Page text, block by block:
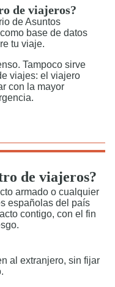
de viajeros?
de Asuntos
base de datos
tu viaje.
Tampoco sirve
viajes: el viajero
con la mayor
de viajeros?
armado o cualquier
españolas del país
contigo, con el fin
al extranjero, sin fijar